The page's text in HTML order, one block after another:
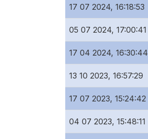
17 07 2024, 16:18:53
05 07 2024, 17:00:41
17 04 2024, 16:30:44
13 10 2023, 16:57:29
17 07 2023, 15:24:42
04 07 2023, 15:48:11